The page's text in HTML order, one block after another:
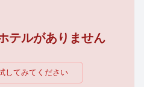
テルがありません
してみてください